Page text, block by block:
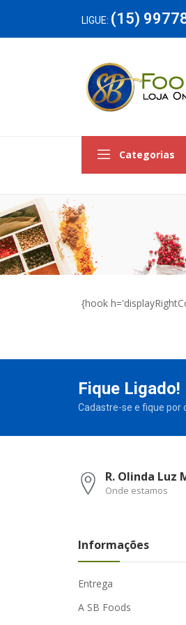
LIGUE: (15)
Categorias
{hook
Fique Ligado!
Cadastre-se e fique por
R. Olinda Luz
Onde estamos
Informações
Entrega
A SB Foods